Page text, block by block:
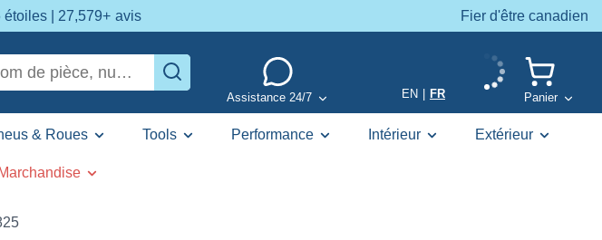
étoiles | 27,579+ avis Fier d'être canadien
Assistance 24/7 EN FR Panier
& Roues Tools Performance Intérieur Extérieur
Marchandise